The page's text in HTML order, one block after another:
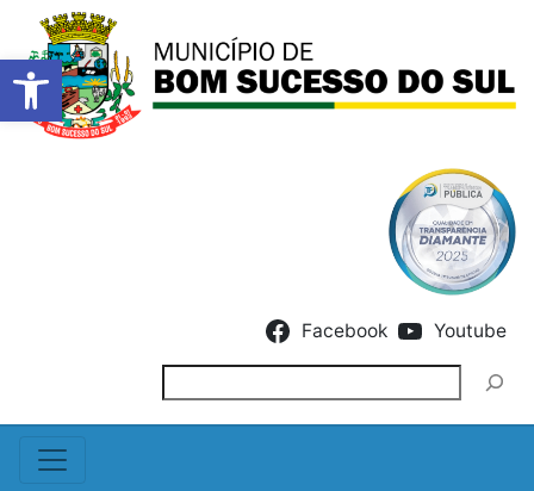
Barra de Ferramentas
Facebook Youtube